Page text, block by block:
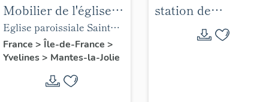
Mobilier de l'église
Sainte-Anne de
Gassicourt
Eglise paroissiale Sainte-
Anne
France > Île-de-France >
Yvelines> Mantes-la-Jolie
station de
villégiature
d'Elisabethville